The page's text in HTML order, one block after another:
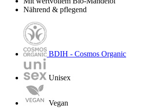
Nährend & pflegend
BDIH - Cosmos Organic
Unisex
Vegan